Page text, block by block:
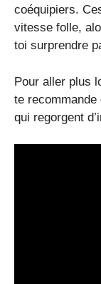
coéquipiers.
vitesse folle,
toi surprendre
Pour aller plus
te
qui regorgent